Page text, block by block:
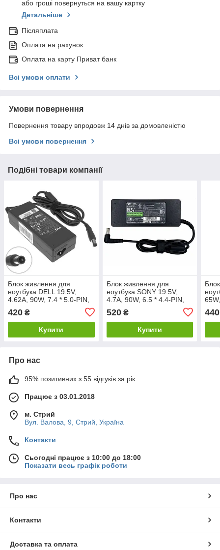
або гроші повернуться на вашу картку
Детальніше
Післяплата
Оплата на рахунок
Оплата на карту Приват банк
Всі умови оплати
Умови повернення
Повернення товару впродовж 14 днів за домовленістю
Всі умови повернення
Подібні товари компанії
Блок живлення для
ноутбука DELL 19.5V,
4.62A, 90W, 7.4 * 5.0-PIN,
3 hole, black (без кабелю!)
420 ₴
Купити
Блок живлення для
ноутбука SONY 19.5V,
4.7A, 90W, 6.5 * 4.4-PIN,
3hole, L-образний роз'єм,
black (без кабелю)
520₴
Купити
440
Про нас
95% позитивних з 55 відгуків за рік
Працює з 03.01.2018
м. Стрий
Вул. Валова, 9, Стрий, Україна
Контакти
Сьогодні працює з 10:00 до 18:00
Показати весь графік роботи
Про нас
Контакти
Доставка та оплата